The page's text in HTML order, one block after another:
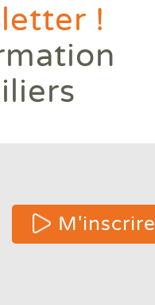
!
M'inscrire